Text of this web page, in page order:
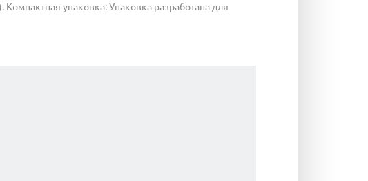
упаковка: Упаковка разработана для